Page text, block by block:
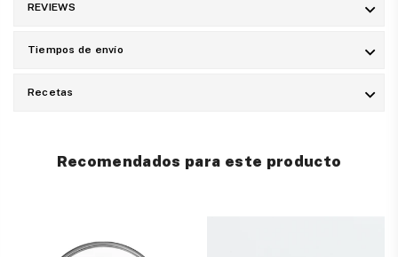
REVIEWS
Tiempos de envío
Recetas
Recomendados para este producto